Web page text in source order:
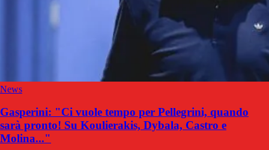
News
Gasperini: "Ci vuole tempo per Pellegrini, quando
sarà pronto! Su Koulierakis, Dybala, Castro e
Molina..."